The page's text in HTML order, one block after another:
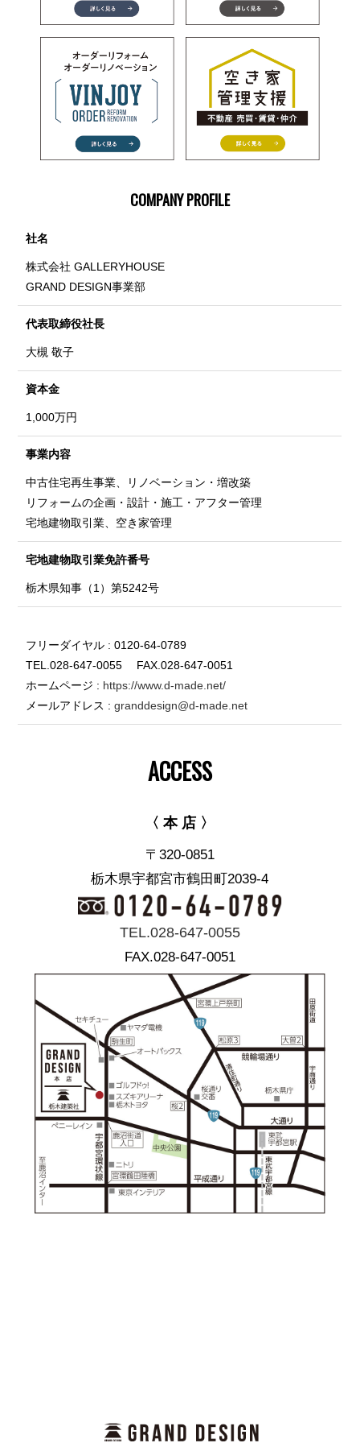
COMPANY PROFILE
社名
株式会社 GALLERYHOUSE
GRAND DESIGN事業部
代表取締役社長
大槻 敬子
資本金
1,000万円
事業内容
中古住宅再生事業、リノベーション・増改築
リフォームの企画・設計・施工・アフター管理
宅地建物取引業、空き家管理
宅地建物取引業免許番号
栃木県知事（1）第5242号
フリーダイヤル : 0120-64-0789
TEL.028-647-0055 FAX.028-647-0051
ホームページ : https://www.d-made.net/
メールアドレス :granddesign@d-made.net
ACCESS
〈 本 店 〉
〒320-0851
栃木県宇都宮市鶴田町2039-4
TEL.028-647-0055
FAX.028-647-0051